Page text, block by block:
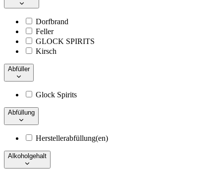
Dorfbrand
Feller
GLOCK SPIRITS
Kirsch
Abfüller
Glock Spirits
Abfüllung
Herstellerabfüllung(en)
Alkoholgehalt